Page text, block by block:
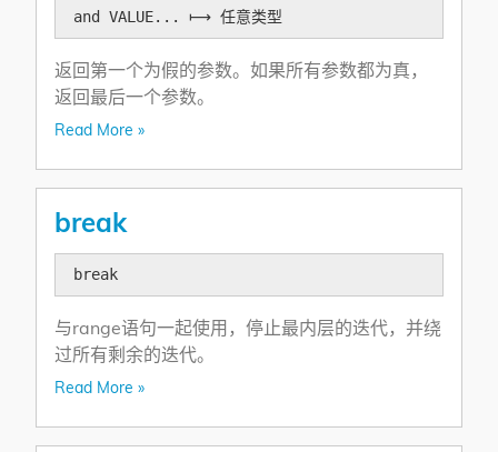
and VALUE... ⟼ 任意类型
返回第一个为假的参数。如果所有参数都为真，
返回最后一个参数。
Read More »
break
break
与range语句一起使用，停止最内层的迭代，并绕
过所有剩余的迭代。
Read More »